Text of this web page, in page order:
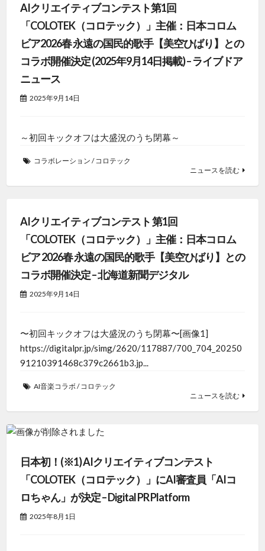
AIクリエイティブコンテスト第1回
「COLOTEK（コロテック）」主催：日本コロム
ビア2026春 永遠の国民的歌手【美空ひばり】との
コラボ開催決定 (2025年9月14日掲載) – ライブドア
ニュース
2025年9月14日
～初回キックオフは大盛況のうち閉幕～
コラボレーション / コロテック
ニュースを読む
AIクリエイティブコンテスト 第1回
「COLOTEK（コロテック）」主催：日本コロム
ビア 2026春 永遠の国民的歌手【美空ひばり】との
コラボ開催決定 – 北海道新聞デジタル
2025年9月14日
〜初回キックオフは大盛況のうち閉幕〜[画像1]
https://digitalpr.jp/simg/2620/117887/700_704_20250
91210391468c379c2661b3.jp...
AI音楽コラボ / コロテック
ニュースを読む
日本初！(※1) AIクリエイティブコンテスト
「COLOTEK（コロテック）」にAI審査員「AIコ
ロちゃん」が決定 – Digital PR Platform
2025年8月1日